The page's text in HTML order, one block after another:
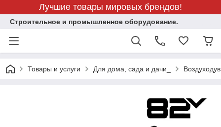
Лучшие товары мировых брендов!
Строительное и промышленное оборудование.
Товары и услуги Для дома, сада и дачи_